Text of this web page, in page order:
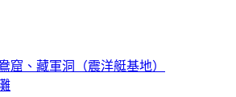
窟、藏軍洞（震洋艇基地）